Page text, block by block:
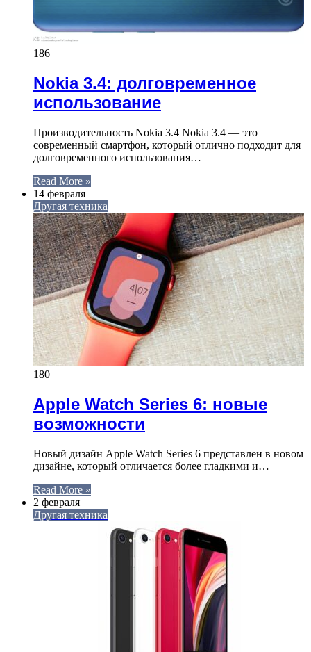
186
Nokia 3.4: долговременное
использование
Производительность Nokia 3.4 Nokia 3.4 — это
современный смартфон, который отлично подходит для
долговременного использования…
Read More »
14 февраля
Другая техника
180
Apple Watch Series 6: новые
возможности
Новый дизайн Apple Watch Series 6 представлен в новом
дизайне, который отличается более гладкими и…
Read More »
2 февраля
Другая техника